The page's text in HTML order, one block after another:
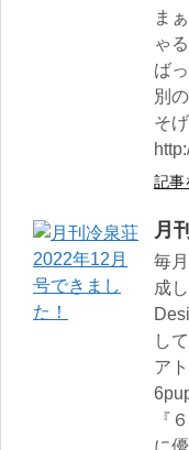
ま
ゃる
ば
別
そ
記事
月
毎
成
し
ア
『
に